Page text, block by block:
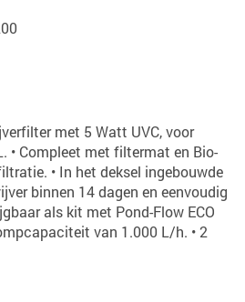
met 5 Watt UVC, voor
• Compleet met filtermat en Bio-
• In het deksel ingebouwde
binnen 14 dagen en eenvoudig
als kit met Pond-Flow ECO
van 1.000 L/h. • 2